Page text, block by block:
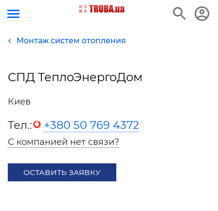
Монтаж систем отопления
СПД ТеплоЭнергоДом
Киев
Тел.: +380 50 769 4372
С компанией нет связи?
ОСТАВИТЬ ЗАЯВКУ